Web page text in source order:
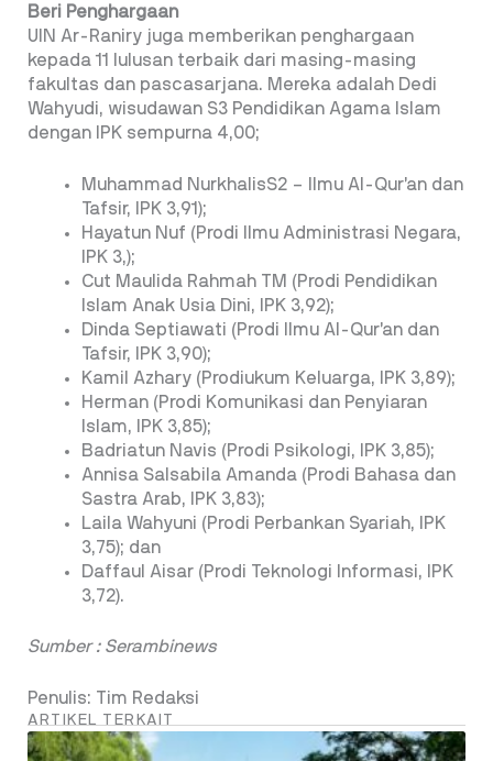
Beri Penghargaan
UIN Ar-Raniry juga memberikan penghargaan
kepada 11 lulusan terbaik dari masing-masing
fakultas dan pascasarjana. Mereka adalah Dedi
Wahyudi, wisudawan S3 Pendidikan Agama Islam
dengan IPK sempurna 4,00;
Muhammad NurkhalisS2 – Ilmu Al-Qur’an dan
Tafsir, IPK 3,91);
Hayatun Nuf (Prodi Ilmu Administrasi Negara,
IPK 3,);
Cut Maulida Rahmah TM (Prodi Pendidikan
Islam Anak Usia Dini, IPK 3,92);
Dinda Septiawati (Prodi Ilmu Al-Qur’an dan
Tafsir, IPK 3,90);
Kamil Azhary (Prodiukum Keluarga, IPK 3,89);
Herman (Prodi Komunikasi dan Penyiaran
Islam, IPK 3,85);
Badriatun Navis (Prodi Psikologi, IPK 3,85);
Annisa Salsabila Amanda (Prodi Bahasa dan
Sastra Arab, IPK 3,83);
Laila Wahyuni (Prodi Perbankan Syariah, IPK
3,75); dan
Daffaul Aisar (Prodi Teknologi Informasi, IPK
3,72).
Sumber : Serambinews
Penulis: Tim Redaksi
ARTIKEL TERKAIT